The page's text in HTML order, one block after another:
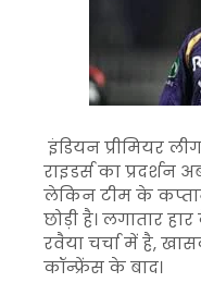
इंडियन प्रीमियर लीग
राइडर्सका प्रदर्शन
लेकिन टीम के
छोड़ी है। लगातार
रवैया चर्चा में है,
कॉन्फ्रेंस के बाद।